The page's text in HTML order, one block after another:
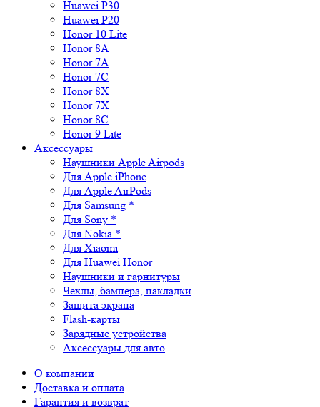
Huawei P30
Huawei P20
Honor 10 Lite
Honor 8A
Honor 7A
Honor 7C
Honor 8X
Honor 7X
Honor 8C
Honor 9 Lite
Аксессуары
Наушники Apple Airpods
Для Apple iPhone
Для Apple AirPods
Для Samsung *
Для Sony *
Для Nokia *
Для Xiaomi
Для Huawei Honor
Наушники и гарнитуры
Чехлы, бампера, накладки
Защита экрана
Flash-карты
Зарядные устройства
Аксессуары для авто
О компании
Доставка и оплата
Гарантия и возврат